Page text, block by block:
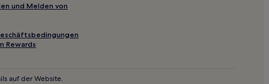
und Melden von
Rewards
auf der Website.